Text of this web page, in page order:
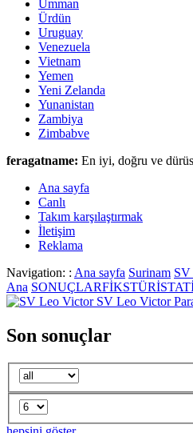
Umman
Ürdün
Uruguay
Venezuela
Vietnam
Yemen
Yeni Zelanda
Yunanistan
Zambiya
Zimbabve
feragatname: En iyi, doğru ve
Ana sayfa
Canlι
Takım karşılaştırmak
İletişim
Reklama
Navigation: : Ana sayfa Surinam SV
Ana SONUÇLARFİKSTÜR
SV Leo Victor
Son sonuçlar